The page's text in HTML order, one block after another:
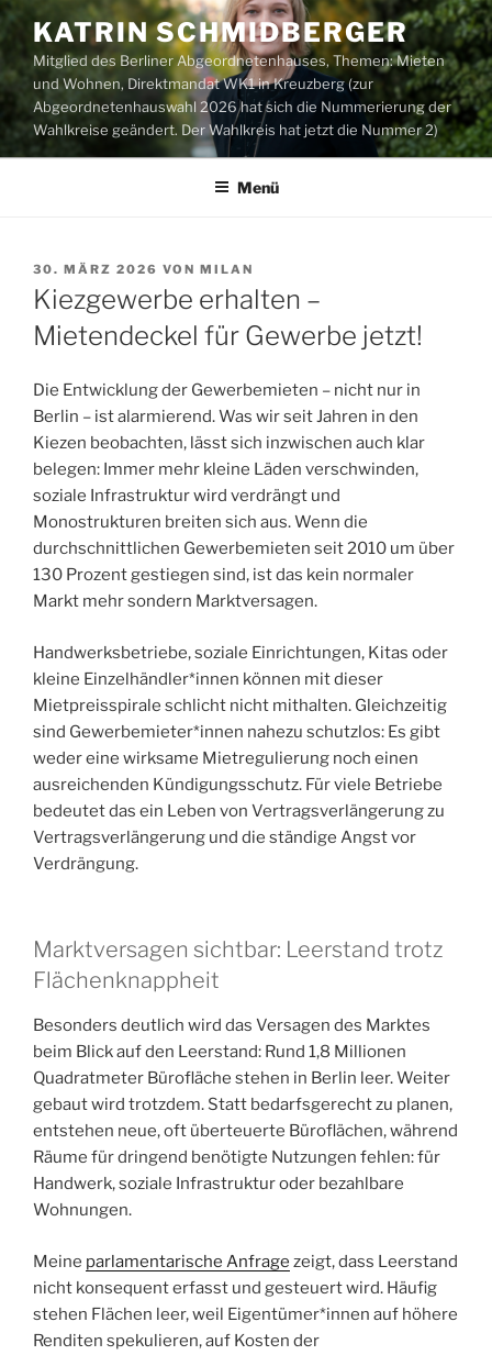
Zum
Inhalt
springen
KATRIN SCHMIDBERGER
Mitglied des Berliner Abgeordnetenhauses, Themen: Mieten
und Wohnen, Direktmandat WK1 in Kreuzberg (zur
Abgeordnetenhauswahl 2026 hat sich die Nummerierung der
Wahlkreise geändert. Der Wahlkreis hat jetzt die Nummer 2)
Menü
VERÖFFENTLICHT
AM
30. MÄRZ 2026 VON MILAN
Kiezgewerbe erhalten –
Mietendeckel für Gewerbe jetzt!
Die Entwicklung der Gewerbemieten – nicht nur in
Berlin – ist alarmierend. Was wir seit Jahren in den
Kiezen beobachten, lässt sich inzwischen auch klar
belegen: Immer mehr kleine Läden verschwinden,
soziale Infrastruktur wird verdrängt und
Monostrukturen breiten sich aus. Wenn die
durchschnittlichen Gewerbemieten seit 2010 um über
130 Prozent gestiegen sind, ist das kein normaler
Markt mehr sondern Marktversagen.
Handwerksbetriebe, soziale Einrichtungen, Kitas oder
kleine Einzelhändler*innen können mit dieser
Mietpreisspirale schlicht nicht mithalten. Gleichzeitig
sind Gewerbemieter*innen nahezu schutzlos: Es gibt
weder eine wirksame Mietregulierung noch einen
ausreichenden Kündigungsschutz. Für viele Betriebe
bedeutet das ein Leben von Vertragsverlängerung zu
Vertragsverlängerung und die ständige Angst vor
Verdrängung.
Marktversagen sichtbar: Leerstand trotz
Flächenknappheit
Besonders deutlich wird das Versagen des Marktes
beim Blick auf den Leerstand: Rund 1,8 Millionen
Quadratmeter Bürofläche stehen in Berlin leer. Weiter
gebaut wird trotzdem. Statt bedarfsgerecht zu planen,
entstehen neue, oft überteuerte Büroflächen, während
Räume für dringend benötigte Nutzungen fehlen: für
Handwerk, soziale Infrastruktur oder bezahlbare
Wohnungen.
Meine parlamentarische Anfrage zeigt, dass Leerstand
nicht konsequent erfasst und gesteuert wird. Häufig
stehen Flächen leer, weil Eigentümer*innen auf höhere
Renditen spekulieren, auf Kosten der